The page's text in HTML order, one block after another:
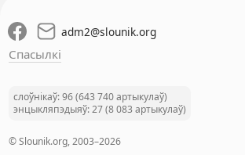
adm2@slounik.org
Спасылкі
слоўнікаў: 96 (643 740 артыкулаў)
энцыкляпэдыяў: 27 (8 083 артыкулаў)
© Slounik.org, 2003–2026